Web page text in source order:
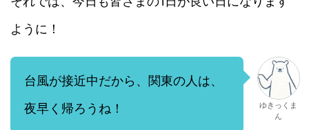
ように！
台風が接近中だから、関東の人は、
夜早く帰ろうね！
ゆきっくま
ん